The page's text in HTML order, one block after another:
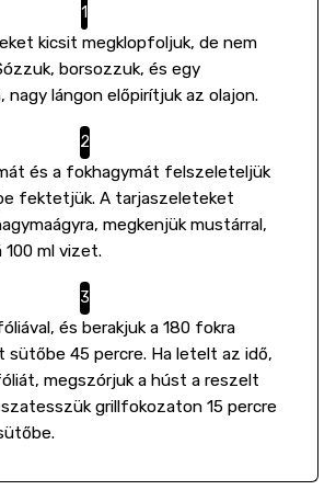
kicsit megklopfoljuk, de nem
borsozzuk, és egy
nagy lángon előpirítjuk az olajon.
és a fokhagymát felszeleteljük
fektetjük. A tarjaszeleteket
megkenjük mustárral,
100 ml vizet.
és berakjuk a 180 fokra
45 percre. Ha letelt az idő,
megszórjuk a húst a reszelt
grillfokozaton 15 percre